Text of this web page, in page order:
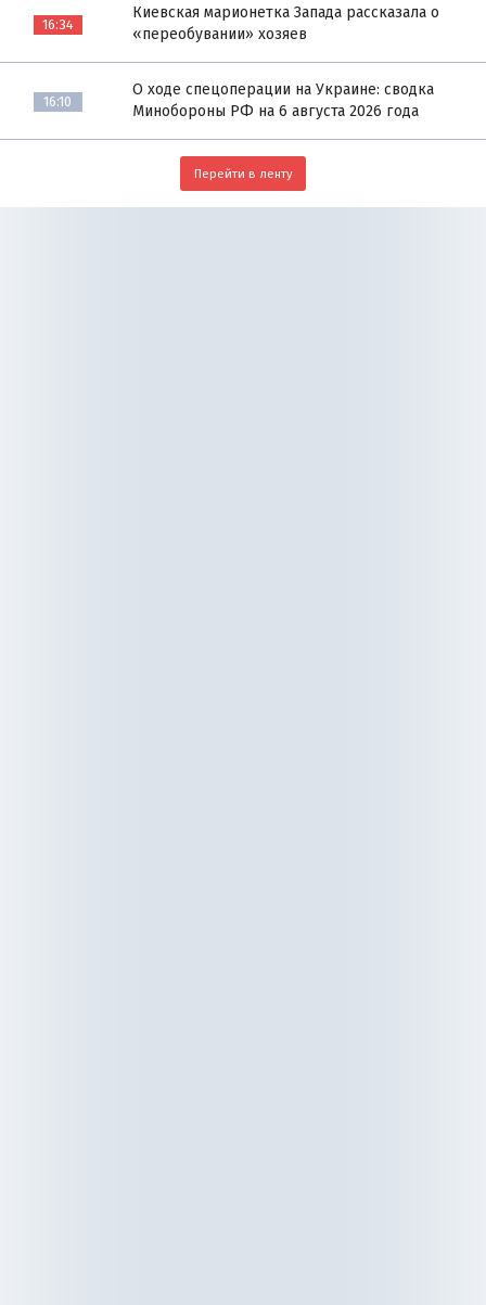
16:34
Киевская марионетка Запада рассказала о
«переобувании» хозяев
16:10
О ходе спецоперации на Украине: сводка
Минобороны РФ на 6 августа 2026 года
Перейти в ленту